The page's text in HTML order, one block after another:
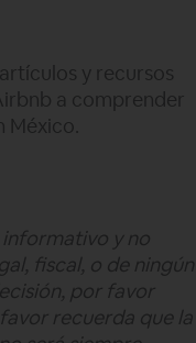
y recursos
a comprender
México.
y no
fiscal, o de ningún
por favor
recuerda que la